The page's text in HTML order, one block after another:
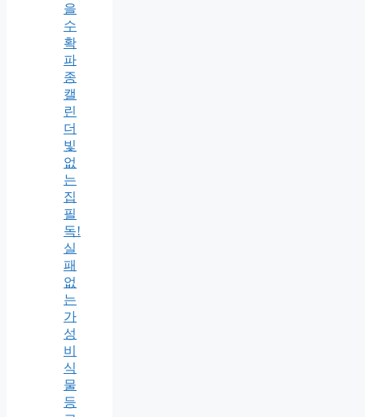
을
수
확
파
종
캘
린
더
빛
없
는
집
필
독!
실
패
없
는
가
성
비
식
물
등